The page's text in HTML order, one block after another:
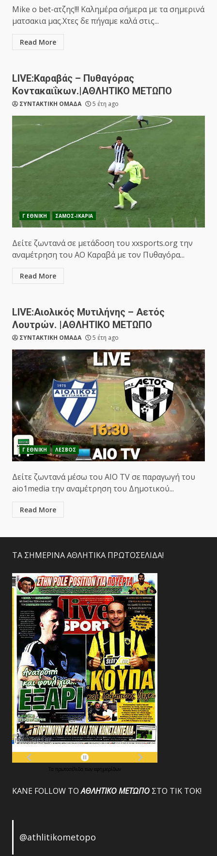
Mike o bet-ατζης!!! Καλημέρα σήμερα με τα σημερινά
ματσακια μας.Χτες δε πήγαμε καλά στις...
Read More
LIVE:Καραβάς – Πυθαγόρας
Κοντακαιΐκων.|ΑΘΛΗΤΙΚΟ ΜΕΤΩΠΟ
ΣΥΝΤΑΚΤΙΚΗ ΟΜΑΔΑ 5 έτη ago
Γ ΕΘΝΙΚΗ ΣΑΜΟΣ-ΙΚΑΡΙΑ
Δείτε ζωντανά σε μετάδοση του xxsports.org την
αναμέτρηση του ΑΟ Καραβά με τον Πυθαγόρα...
Read More
LIVE:Αιολικός Μυτιλήνης – Αετός
Λουτρών. |ΑΘΛΗΤΙΚΟ ΜΕΤΩΠΟ
ΣΥΝΤΑΚΤΙΚΗ ΟΜΑΔΑ 5 έτη ago
Γ ΕΘΝΙΚΗ ΛΕΣΒΟΣ
Δείτε ζωντανά μέσω του ΑΙΟ TV σε παραγωγή του
aio1media την αναμέτρηση του Δημοτικού...
Read More
ΤΑ ΣΗΜΕΡΙΝΑ ΑΘΛΗΤΙΚΑ ΠΡΩΤΟΣΕΛΙΔΑ!
Τα πρωτοσέλιδα των εφημερίδων
ΚΑΝΕ FOLLOW ΤΟΑΘΛΗΤΙΚΟΜΕΤΩΠΟ ΣΤΟ ΤΙΚ ΤΟΚ!
@athlitikometopo